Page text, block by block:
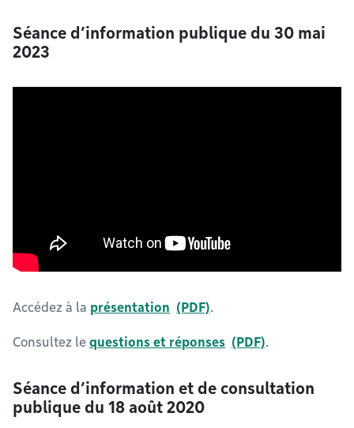
Séance d’information publique du 30 mai
2023
Accédez à la présentation .
Consultez le questions et réponses .
Séance d’information et de consultation
publique du 18 août 2020